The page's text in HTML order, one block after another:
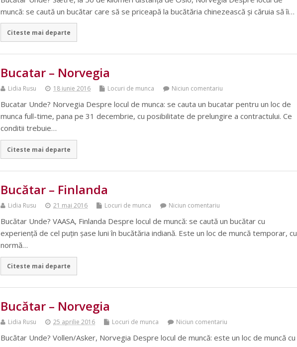
muncă: se caută un bucătar care să se priceapă la bucătăria chinezească și căruia să îi…
Citeste mai departe
Bucatar – Norvegia
Lidia Rusu 18 iunie 2016 Locuri de munca Niciun comentariu
Bucatar Unde? Norvegia Despre locul de munca: se cauta un bucatar pentru un loc de
munca full-time, pana pe 31 decembrie, cu posibilitate de prelungire a contractului. Ce
conditii trebuie…
Citeste mai departe
Bucătar – Finlanda
Lidia Rusu 21 mai 2016 Locuri de munca Niciun comentariu
Bucătar Unde? VAASA, Finlanda Despre locul de muncă: se caută un bucătar cu
experiență de cel puțin șase luni în bucătăria indiană. Este un loc de muncă temporar, cu
normă…
Citeste mai departe
Bucătar – Norvegia
Lidia Rusu 25 aprilie 2016 Locuri de munca Niciun comentariu
Bucătar Unde? Vollen/Asker, Norvegia Despre locul de muncă: este un loc de muncă cu